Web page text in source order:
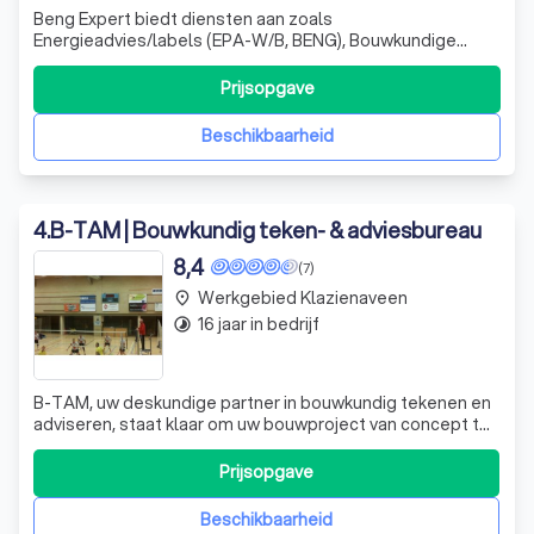
Beng Expert biedt diensten aan zoals
Energieadvies/labels (EPA-W/B, BENG), Bouwkundige
keuringen, meer jaren onderhoudsplanning (MJOP), voor
woningen en wooncomplexen.
Beschikbaarheid
Prijsopgave
4.B-TAM | Bouwkundig teken- & adviesbureau
(7)
8,4
B-TAM, uw deskundige partner in bouwkundig tekenen en
adviseren, staat klaar om uw bouwproject van concept tot
oplevering te begeleiden. Met meer dan 20 jaar ervaring in
zowel woningbouw als utiliteitsbouw, onderscheiden wij
ons door onze toewijding aan duurzame en energiezuinige
bouwoplossingen. OnBeschikbaarheid
Prijsopgave
place Werkgebied Klazienaveen
timelapse 16 jaar in bedrijf